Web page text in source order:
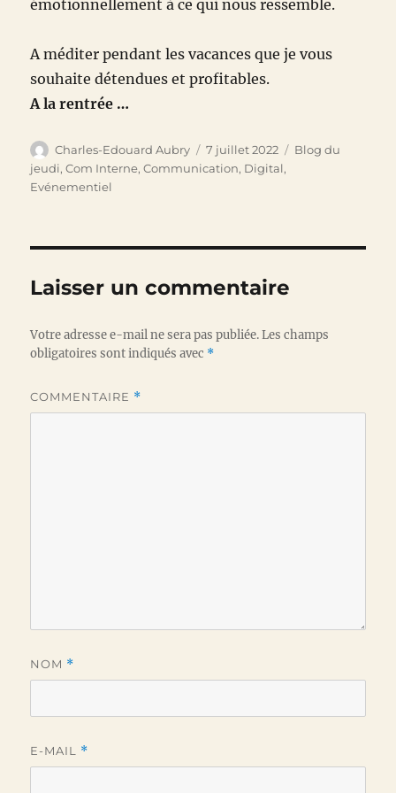
émotionnellement à ce qui nous ressemble.
A méditer pendant les vacances que je vous
souhaite détendues et profitables.
A la rentrée …
Auteur
Charles-Edouard Aubry
Publié
le
7 juillet 2022 Catégories
Blog du
jeudi,Com Interne,Communication, Digital,
Evénementiel
Laisser un commentaire
Votre adresse e-mail ne sera pas publiée. Les champs
obligatoires sont indiqués avec *
COMMENTAIRE *
NOM *
E-MAIL *